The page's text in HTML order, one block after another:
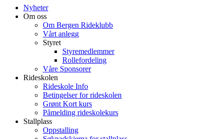
Nyheter
Om oss
Om Bergen Rideklubb
Vårt anlegg
Styret
Styremedlemmer
Rollefordeling
Våre Sponsorer
Rideskolen
Rideskole Info
Betingelser for rideskolen
Grønt Kort kurs
Påmelding rideskolekurs
Stallplass
Oppstalling